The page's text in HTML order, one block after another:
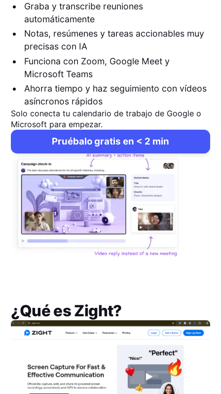
Graba y transcribe reuniones
automáticamente
Notas, resúmenes y tareas accionables muy
precisas con IA
Funciona con Zoom, Google Meet y
Microsoft Teams
Ahorra tiempo y haz seguimiento con vídeos
asíncronos rápidos
Solo conecta tu calendario de trabajo de Google o
Microsoft para empezar.
Pruébalo gratis en < 2 min
¿Qué esZight?